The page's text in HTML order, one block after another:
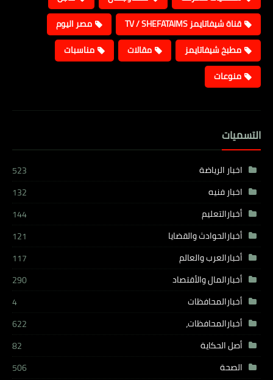
قناة شيفاتايمز TV / SHEFATAIMS
مصر اليوم
مطبخ شيفاتايمز
مقالات
مناسبات
منوعات
التسميات
اخبار الرياضة
523
اخبار فنيه
132
أخبارالتعليم
144
أخبارالحوادث والقضايا
121
أخبارالعرب والعالم
117
أخبارالمال والأقتصاد
290
أخبارالمحافظات
4
أخبارالمحافظات،
622
أصل الحكاية
82
الصحة
506